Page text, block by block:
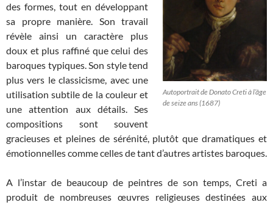
Autoportrait de Donato Creti à l’âge
de seize ans (1687)
des formes, tout en développant
sa propre manière. Son travail
révèle ainsi un caractère plus
doux et plus raffiné que celui des
baroques typiques. Son style tend
plus vers le classicisme, avec une
utilisation subtile de la couleur et
une attention aux détails. Ses
compositions sont souvent
gracieuses et pleines de sérénité, plutôt que dramatiques et
émotionnelles comme celles de tant d’autres artistes baroques.
A l’instar de beaucoup de peintres de son temps, Creti a
produit de nombreuses œuvres religieuses destinées aux